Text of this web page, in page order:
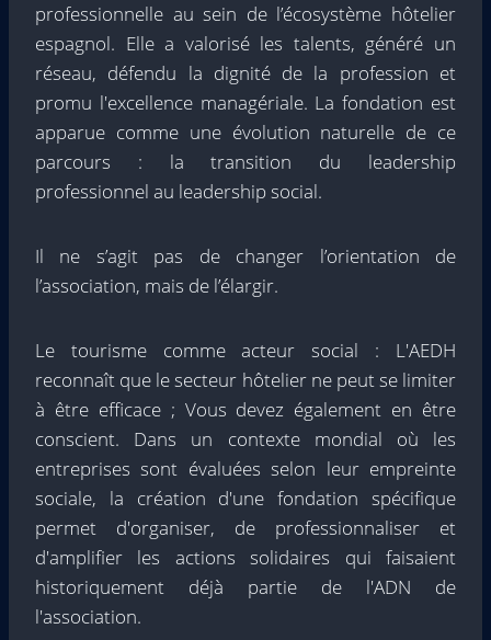
professionnelle au sein de l’écosystème hôtelier
espagnol. Elle a valorisé les talents, généré un
réseau, défendu la dignité de la profession et
promu l'excellence managériale. La fondation est
apparue comme une évolution naturelle de ce
parcours : la transition du leadership
professionnel au leadership social.
Il ne s’agit pas de changer l’orientation de
l’association, mais de l’élargir.
Le tourisme comme acteur social : L'AEDH
reconnaît que le secteur hôtelier ne peut se limiter
à être efficace ; Vous devez également en être
conscient. Dans un contexte mondial où les
entreprises sont évaluées selon leur empreinte
sociale, la création d'une fondation spécifique
permet d'organiser, de professionnaliser et
d'amplifier les actions solidaires qui faisaient
historiquement déjà partie de l'ADN de
l'association.